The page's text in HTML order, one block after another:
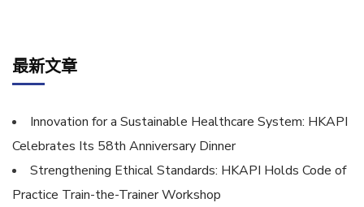
最新文章
Innovation for a Sustainable Healthcare System: HKAPI
Celebrates Its 58th Anniversary Dinner
Strengthening Ethical Standards: HKAPI Holds Code of
Practice Train-the-Trainer Workshop